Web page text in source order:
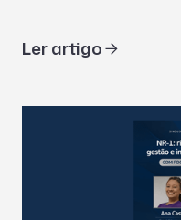
Ler artigo